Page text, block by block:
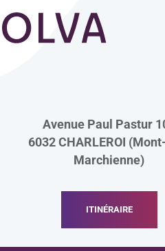
Avenue Paul Pastur
6032 CHARLEROI
Marchienne)
ITINÉRAIRE